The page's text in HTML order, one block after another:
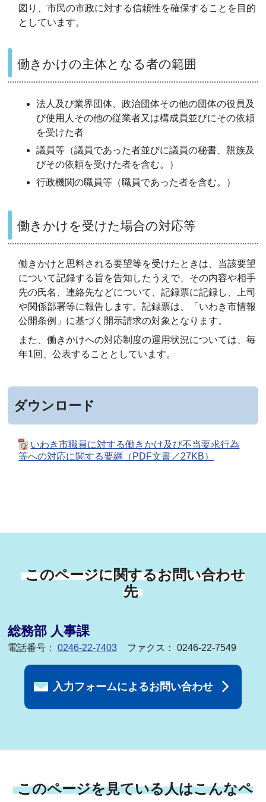
図り、市民の市政に対する信頼性を確保することを目的
としています。
働きかけの主体となる者の範囲
法人及び業界団体、政治団体その他の団体の役員及
び使用人その他の従業者又は構成員並びにその依頼
を受けた者
議員等（議員であった者並びに議員の秘書、親族及
びその依頼を受けた者を含む。）
行政機関の職員等（職員であった者を含む。）
働きかけを受けた場合の対応等
働きかけと思料される要望等を受けたときは、当該要望
について記録する旨を告知したうえで、その内容や相手
先の氏名、連絡先などについて、記録票に記録し、上司
や関係部署等に報告します。記録票は、「いわき市情報
公開条例」に基づく開示請求の対象となります。
また、働きかけへの対応制度の運用状況については、毎
年1回、公表することとしています。
ダウンロード
いわき市職員に対する働きかけ及び不当要求行為
等への対応に関する要綱（PDF文書／27KB）
このページに関するお問い合わせ
先
総務部 人事課
電話番号：0246-22-7403 ファクス： 0246-22-7549
入力フォームによるお問い合わせ
このページを見ている人はこんなペ